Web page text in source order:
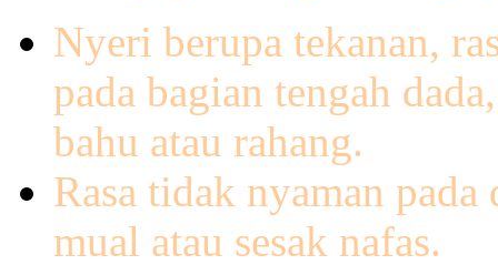
Nyeri berupa tekanan,
pada bagian tengah
bahu atau rahang.
Rasa tidak nyaman
mual atau sesak nafas.